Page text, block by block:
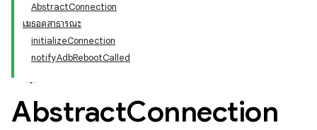
AbstractConnection
เมธอดสาธารณะ
initializeConnection
notifyAdbRebootCalled
AbstractConnection